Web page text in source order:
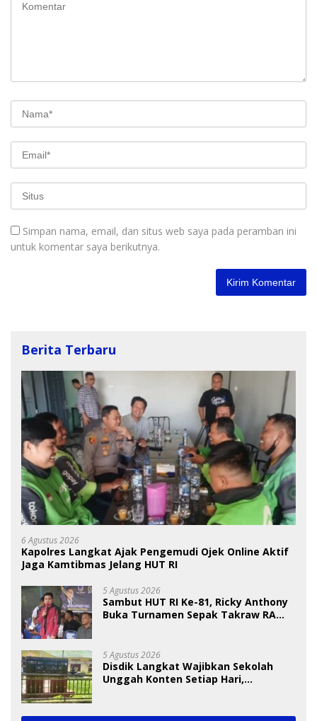
Simpan nama, email, dan situs web saya pada peramban ini
untuk komentar saya berikutnya.
Berita Terbaru
6 Agustus 2026
Kapolres Langkat Ajak Pengemudi Ojek Online Aktif
Jaga Kamtibmas Jelang HUT RI
5 Agustus 2026
Sambut HUT RI Ke-81, Ricky Anthony
Buka Turnamen Sepak Takraw RA
5 Agustus 2026
Disdik Langkat Wajibkan Sekolah
Unggah Konten Setiap Hari,